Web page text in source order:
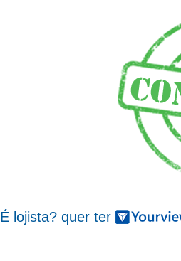
É lojista? quer ter